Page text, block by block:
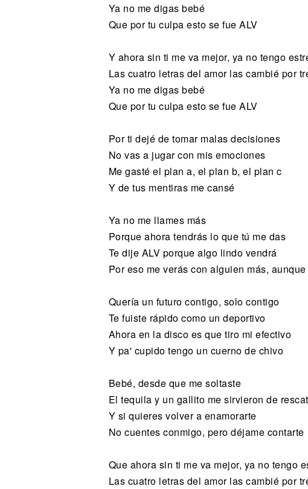
Ya no me digas bebé
Que por tu culpa esto se fue ALV
Y ahora sin ti me va mejor, ya no tengo
Las cuatro letras del amor las cambié por
Ya no me digas bebé
Que por tu culpa esto se fue ALV
Por ti dejé de tomar malas decisiones
No vas a jugar con mis emociones
Me gasté el plan a, el plan b, el plan c
Y de tus mentiras me cansé
Ya no me llames más
Porque ahora tendrás lo que tú me das
Te dije ALV porque algo lindo vendrá
Por eso me verás con alguien más,
Quería un futuro contigo, solo contigo
Te fuiste rápido como un deportivo
Ahora en la disco es que tiro mi efectivo
Y pa' cupido tengo un cuerno de chivo
Bebé, desde que me soltaste
El tequila y un gallito me sirvieron de
Y si quieres volver a enamorarte
No cuentes conmigo, pero déjame contarte
Que ahora sin ti me va mejor, ya no tengo
Las cuatro letras del amor las cambié por